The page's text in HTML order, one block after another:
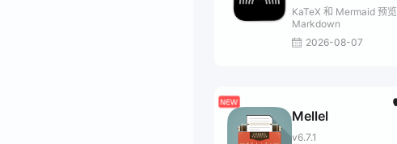
KaTeX 和 Mermaid 预览
Markdown
2026-08-07
Mellel
v6.7.1